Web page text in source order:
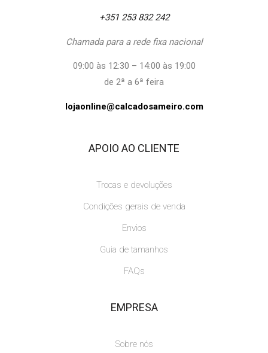
+351 253 832 242
Chamada para a rede fixa nacional
09:00 às 12:30 – 14:00 às 19:00
de 2ª a 6ª feira
lojaonline@calcadosameiro.com
APOIO AO CLIENTE
Trocas e devoluções
Condições gerais de venda
Envios
Guia de tamanhos
FAQs
EMPRESA
Sobre nós